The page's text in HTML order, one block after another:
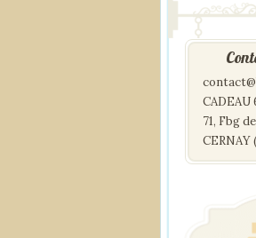
71, Fbg
CERNAY